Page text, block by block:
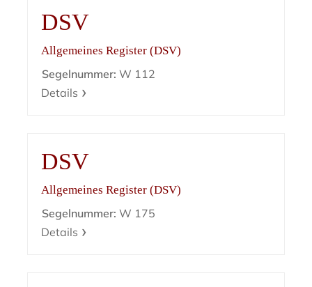
DSV
Allgemeines Register (DSV)
Segelnummer: W 112
Details
DSV
Allgemeines Register (DSV)
Segelnummer: W 175
Details